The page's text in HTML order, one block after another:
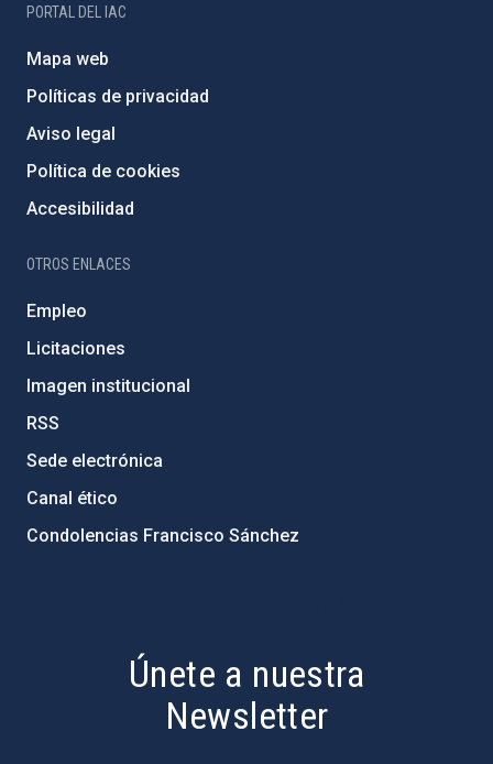
PORTAL DEL IAC
Mapa web
Políticas de privacidad
Aviso legal
Política de cookies
Accesibilidad
OTROS ENLACES
Empleo
Licitaciones
Imagen institucional
RSS
Sede electrónica
Canal ético
Condolencias Francisco Sánchez
Únete a nuestra
Newsletter